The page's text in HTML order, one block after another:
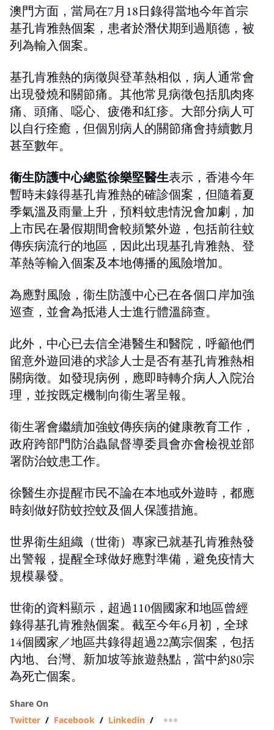
澳門方面，當局在7月18日錄得當地今年首宗
基孔肯雅熱個案，患者於潛伏期到過順德，被
列為輸入個案。
基孔肯雅熱的病徵與登革熱相似，病人通常會
出現發燒和關節痛。其他常見病徵包括肌肉疼
痛、頭痛、噁心、疲倦和紅疹。大部分病人可
以自行痊癒，但個別病人的關節痛會持續數月
甚至數年。
衞生防護中心總監徐樂堅醫生表示，香港今年
暫時未錄得基孔肯雅熱的確診個案，但隨着夏
季氣溫及雨量上升，預料蚊患情況會加劇，加
上市民在暑假期間會較頻繁外遊，包括前往蚊
傳疾病流行的地區，因此出現基孔肯雅熱、登
革熱等輸入個案及本地傳播的風險增加。
為應對風險，衞生防護中心已在各個口岸加強
巡查，並會為抵港人士進行體溫篩查。
此外，中心已去信全港醫生和醫院，呼籲他們
留意外遊回港的求診人士是否有基孔肯雅熱相
關病徵。如發現病例，應即時轉介病人入院治
理，並按既定機制向衞生署呈報。
衞生署會繼續加強蚊傳疾病的健康教育工作，
政府跨部門防治蟲鼠督導委員會亦會檢視並部
署防治蚊患工作。
徐醫生亦提醒市民不論在本地或外遊時，都應
時刻做好防蚊控蚊及個人保護措施。
世界衛生組織（世衛）專家已就基孔肯雅熱發
出警報，提醒全球做好應對準備，避免疫情大
規模暴發。
世衛的資料顯示，超過110個國家和地區曾經
錄得基孔肯雅熱個案。截至今年6月初，全球
14個國家／地區共錄得超過22萬宗個案，包括
內地、台灣、新加坡等旅遊熱點，當中約80宗
為死亡個案。
Share On
Twitter / Facebook / Linkedin / more sharing option